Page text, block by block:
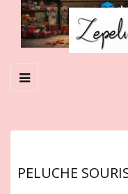
Basculer
la
☰
PELUCHE